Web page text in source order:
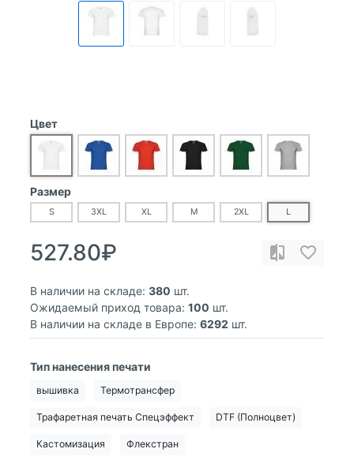
Цвет
Размер
S 3XL XL M 2XL L
527.80₽
В наличии на складе: 380 шт.
Ожидаемый приход товара: 100 шт.
В наличии на складе в Европе: 6292 шт.
Тип нанесения печати
вышивка Термотрансфер
Трафаретная печать Спецэффект DTF (Полноцвет)
Кастомизация Флекстран